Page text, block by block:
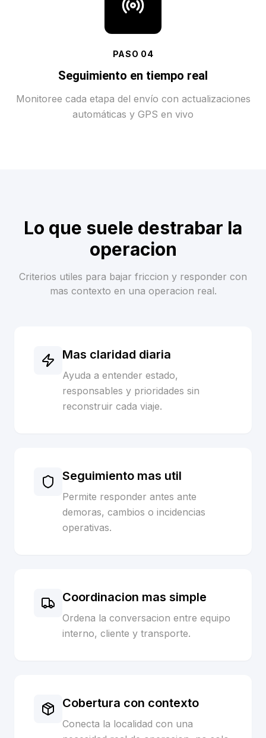
PASO 04
Seguimiento en tiempo real
Monitoree cada etapa del envío con actualizaciones
automáticas y GPS en vivo
Lo que suele destrabar la
operacion
Criterios utiles para bajar friccion y responder con
mas contexto en una operacion real.
Mas claridad diaria
Ayuda a entender estado,
responsables y prioridades sin
reconstruir cada viaje.
Seguimiento mas util
Permite responder antes ante
demoras, cambios o incidencias
operativas.
Coordinacion mas simple
Ordena la conversacion entre equipo
interno, cliente y transporte.
Cobertura con contexto
Conecta la localidad con una